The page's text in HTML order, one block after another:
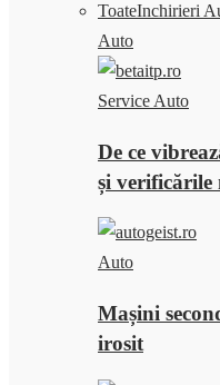
ToateInchirieri
Auto
Service Auto
De ce
și verificările
Auto
Mașini
irosit